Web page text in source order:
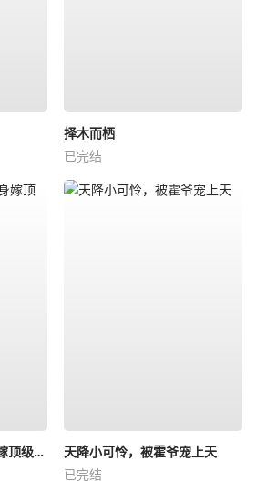
择木而栖
已完结
订婚夜遭背叛，我转身嫁顶级大佬
天降小可怜，被霍爷宠上天
已完结